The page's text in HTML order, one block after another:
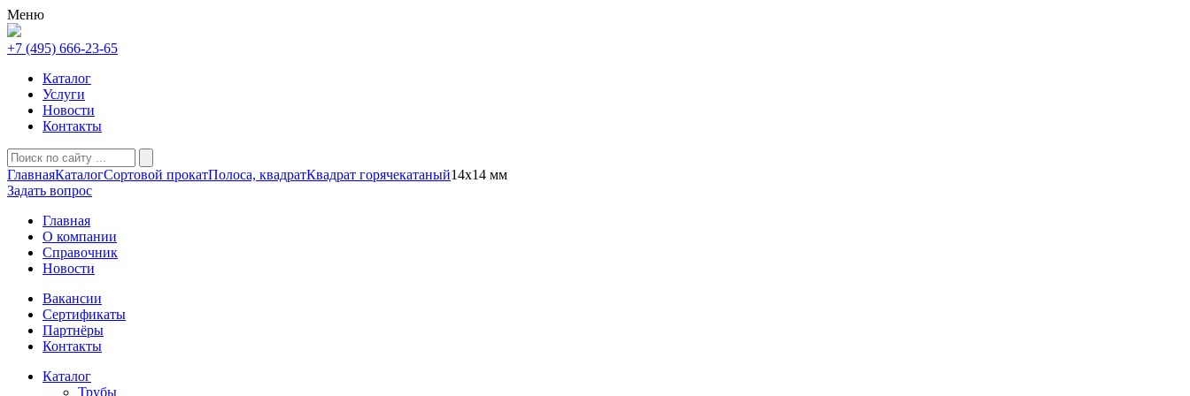
Меню
+7 (495) 666-23-65
Каталог
Услуги
Новости
Контакты
ГлавнаяКаталогСортовой прокатПолоса, квадратКвадрат горячекатаный14х14 мм
Задать вопрос
Главная
О компании
Справочник
Новости
Вакансии
Сертификаты
Партнёры
Контакты
Каталог
Трубы